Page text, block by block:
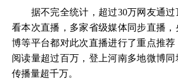
据不完全统计，超过30万网友通过
看本次直播，多家省级媒体同步直播
博等平台都对此次直播进行了重点推荐
阅读量超过百万，登上河南多地微博
传播量超千万。